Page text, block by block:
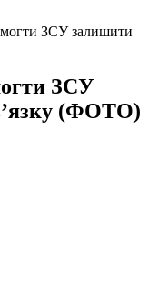
ЗСУ залишити
ЗСУ
(ФОТО)